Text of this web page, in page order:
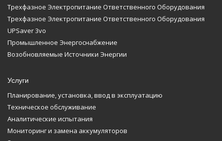
Трехфазное Электропитание Ответственного Оборудования
Трехфазное Электропитание Ответственного Оборудования
UPSaver 3vo
Промышленное Энергоснабжение
Возобновляемые Источники Энергии
Услуги
Планирование, установка, ввод в эксплуатацию
Техническое обслуживание
Аналитические испытания
Мониторинг и замена аккумуляторов